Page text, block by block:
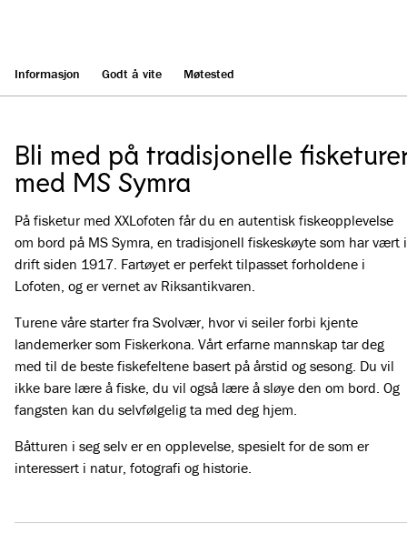
Informasjon Godt å vite Møtested
Bli med på tradisjonelle
med MS Symra
På fisketur med XXLofoten får du en autentisk fiskeopplevelse
om bord på MS Symra, en tradisjonell fiskeskøyte som har vært i
drift siden 1917. Fartøyet er perfekt tilpasset forholdene i
Lofoten, og er vernet av Riksantikvaren.
Turene våre starter fra Svolvær, hvor vi seiler forbi kjente
landemerker som Fiskerkona. Vårt erfarne mannskap tar deg
med til de beste fiskefeltene basert på årstid og sesong. Du vil
ikke bare lære å fiske, du vil også lære å sløye den om bord. Og
fangsten kan du selvfølgelig ta med deg hjem.
Båtturen i seg selv er en opplevelse, spesielt for de som er
interessert i natur, fotografi og historie.